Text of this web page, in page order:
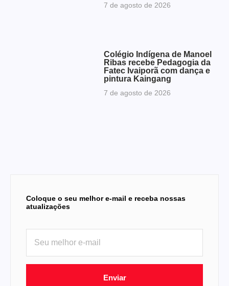
7 de agosto de 2026
Colégio Indígena de Manoel
Ribas recebe Pedagogia da
Fatec Ivaiporã com dança e
pintura Kaingang
7 de agosto de 2026
Coloque o seu melhor e-mail e receba nossas
atualizações
Enviar